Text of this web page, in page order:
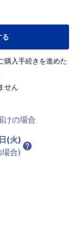
る
購入手続きを進めた
せん
けの場合
(火)
合)